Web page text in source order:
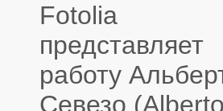
Fotolia
представляет
работу
Севезо (Alberto